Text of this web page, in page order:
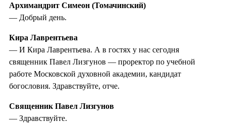
Архимандрит Симеон (Томачинский)
— Добрый день.
Кира Лаврентьева
— И Кира Лаврентьева. А в гостях у нас сегодня
священник Павел Лизгунов — проректор по учебной
работе Московской духовной академии, кандидат
богословия. Здравствуйте, отче.
Священник Павел Лизгунов
— Здравствуйте.